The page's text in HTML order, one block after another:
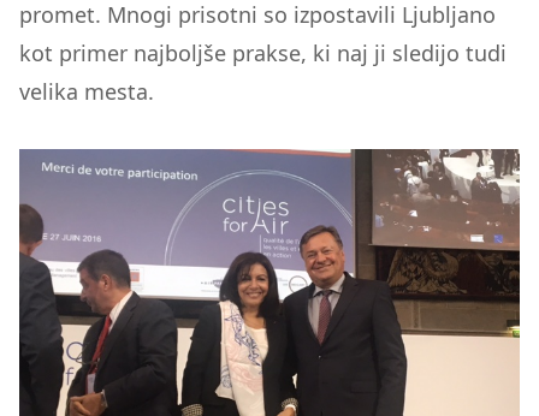
promet. Mnogi prisotni so izpostavili Ljubljano
kot primer najboljše prakse, ki naj ji sledijo tudi
velika mesta.